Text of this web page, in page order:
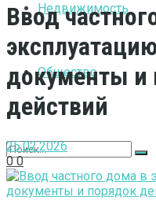
Недвижимость
Общество
Ввод
документы и
действий
25.02.2026
0 0